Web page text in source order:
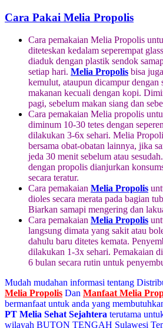
Cara Pakai Melia Propolis
Cara pemakaian Melia Propolis
diteteskan kedalam seperempat
diaduk dengan plastik sendok
setiap hari. Melia Propolis bisa
kemulut, ataupun dicampur dengan
makanan kecuali dengan kopi.
pagi, sebelum makan siang dan
Cara pemakaian Melia propolis
diminum 10-30 tetes dengan
dilakukan 3-6x sehari. Melia
bersama obat-obatan lainnya, jika
jeda 30 menit sebelum atau
dengan propolis dianjurkan
secara teratur.
Cara pemakaian Melia Propolis
dioles secara merata pada bagian
Biarkan samapi mengering dan
Cara pemakaian Melia Propolis
langsung dimata yang sakit atau
dahulu baru ditetes kemata.
dilakukan 1-3x sehari. Pemakaian
6 bulan secara rutin untuk
Mudah mudahan informasi tentang
Melia Propolis Dan Manfaat Melia
bermanfaat untuk anda yang
PT Melia Sehat Sejahtera terutama
wilayah BUTON TENGAH Sulawesi